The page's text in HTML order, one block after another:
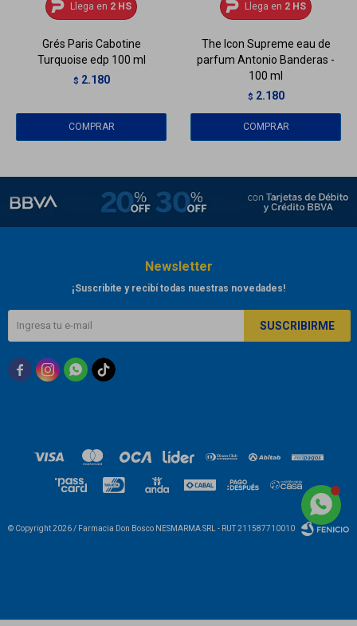
Llega en 2 HS
Grés Paris Cabotine
Turquoise edp 100 ml
$ 2.180
Llega en 2 HS
The Icon Supreme eau de
parfum Antonio Banderas -
100 ml
$ 2.180
Newsletter
¡Suscribite y recibí todas nuestras novedades!
SUSCRIBIRME
  
© Copyright 2026 / Farmacia Don Bosco NESMARMA SRL - RUT 211587710010